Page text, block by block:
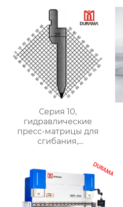
Серия 10,
гидравлические
пресс-матрицы для
сгибания,
формы для сгибания
листового металла